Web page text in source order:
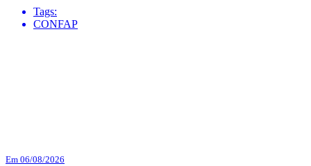
Tags:
CONFAP
Em 06/08/2026